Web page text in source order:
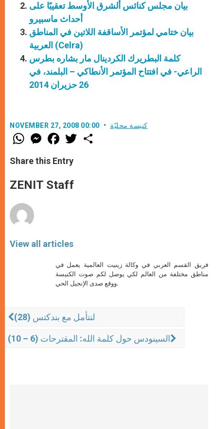
بيان مجلس كنائس ألشرق الأوسط تعقيبًا على
أحداث ماسبيرو
بيان ختامي لمؤتمر الأساقفة اللاتين في المناطق
العربية (Celra)
كلمة البطريرك الكردينال مار بشاره بطرس
الراعي- في افتتاح المؤتمر الأنطاكي – البلمند، في
26 حزيران 2014
NOVEMBER 27, 2008 00:00 كنيسة محليّة
W
h
t
s
p
p
M
e
s
e
g
e
F
a
e
b
o
k
w
Share this Entry
ZENIT Staff
View all articles
فريق القسم العربي في وكالة زينيت العالمية يعمل في
مناطق مختلفة من العالم لكي يوصل لكم صوت الكنيسة
ووقع صدى الإنجيل الحي.
لنتأمل مع بندكتس (28)
السينودس حول كلمة الله: المقترحات (6 – 10)